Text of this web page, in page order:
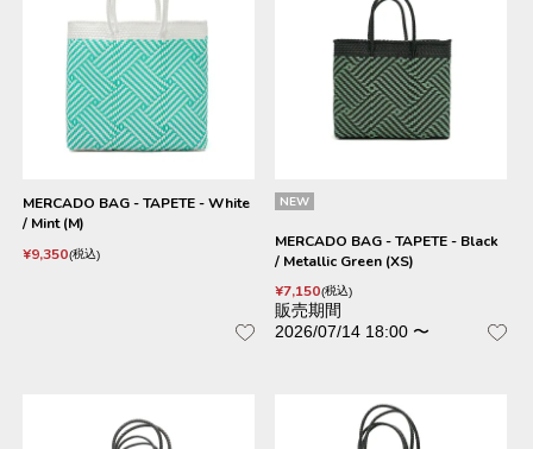
MERCADO BAG - TAPETE - White
/ Mint (M)
¥9,350 税込
NEW
MERCADO BAG - TAPETE - Black
/ Metallic Green (XS)
¥7,150 税込
販売期間
2026/07/14 18:00 〜